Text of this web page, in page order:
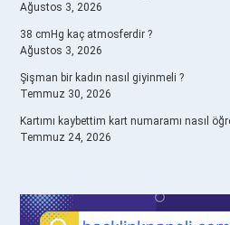
Ağustos 3, 2026
38 cmHg kaç atmosferdir ?
Ağustos 3, 2026
Şişman bir kadın nasıl giyinmeli ?
Temmuz 30, 2026
Kartımı kaybettim kart numaramı nasıl
Temmuz 24, 2026